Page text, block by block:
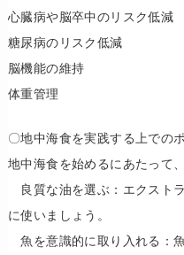
​心臓病や脳卒中のリスク低減
​糖尿病のリスク低減
​脳機能の維持
​体重管理
〇​地中海食を実践する上での
地中海食を始めるにあたって
良質な油を選ぶ：エクスト
に使いましょう。
魚を意識的に取り入れる：